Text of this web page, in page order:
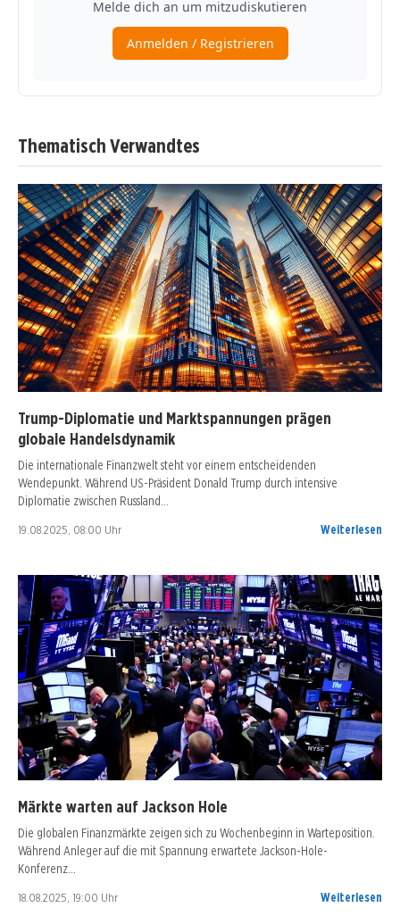
Thematisch Verwandtes
Trump-Diplomatie und Marktspannungen prägen
globale Handelsdynamik
Die internationale Finanzwelt steht vor einem entscheidenden
Wendepunkt. Während US-Präsident Donald Trump durch intensive
Diplomatie zwischen Russland…
19.08.2025, 08:00 Uhr Weiterlesen
Märkte warten auf Jackson Hole
Die globalen Finanzmärkte zeigen sich zu Wochenbeginn in Warteposition.
Während Anleger auf die mit Spannung erwartete Jackson-Hole-
Konferenz…
18.08.2025, 19:00 Uhr Weiterlesen